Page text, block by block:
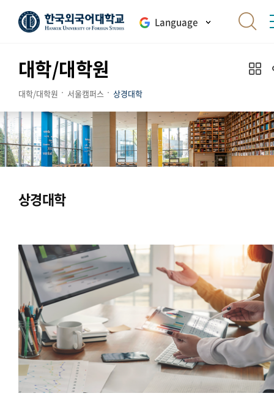
Language
대학/대학원
대학/대학원 서울캠퍼스 상경대학
상경대학